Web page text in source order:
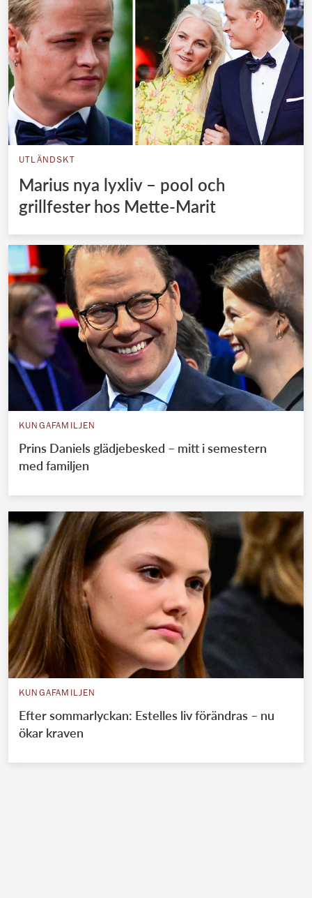
UTLÄNDSKT
Marius nya lyxliv – pool och
grillfester hos Mette-Marit
KUNGAFAMILJEN
Prins Daniels glädjebesked – mitt i semestern
med familjen
KUNGAFAMILJEN
Efter sommarlyckan: Estelles liv förändras – nu
ökar kraven